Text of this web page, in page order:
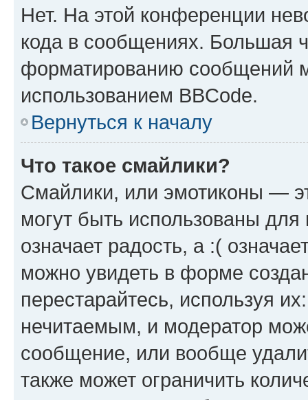
Нет. На этой конференции
кода в сообщениях. Большая
форматированию сообщений
использованием BBCode.
Вернуться к началу
Что такое смайлики?
Смайлики, или эмотиконы —
могут быть использованы
означает радость, а :(
можно увидеть в форме
перестарайтесь, используя
нечитаемым, и модератор
сообщение, или вообще
также может ограничить